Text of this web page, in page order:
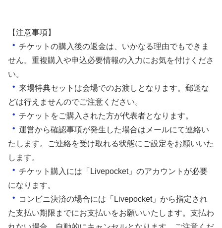
【注意事項】
・ チケットの購入後の返金は、いかなる理由でもできま
せん。重複購入や申込必要情報の入力にお気を付けくださ
い。
・ 来場特典セットは会場でのお渡しとなります。郵送な
どは行えませんのでご注意ください。
・ チケットをご購入された方が代表者となります。
・ 運営から確認事項が発生した場合はメールにて連絡い
たします。ご連絡を受け取れる状態にご設定をお願いいた
します。
・ チケット購入には「Livepocket」のアカウントが必要
になります。
・ コンビニ決済の場合には「Livepocket」から指定され
た支払い期限までにお支払いをお願いいたします。支払わ